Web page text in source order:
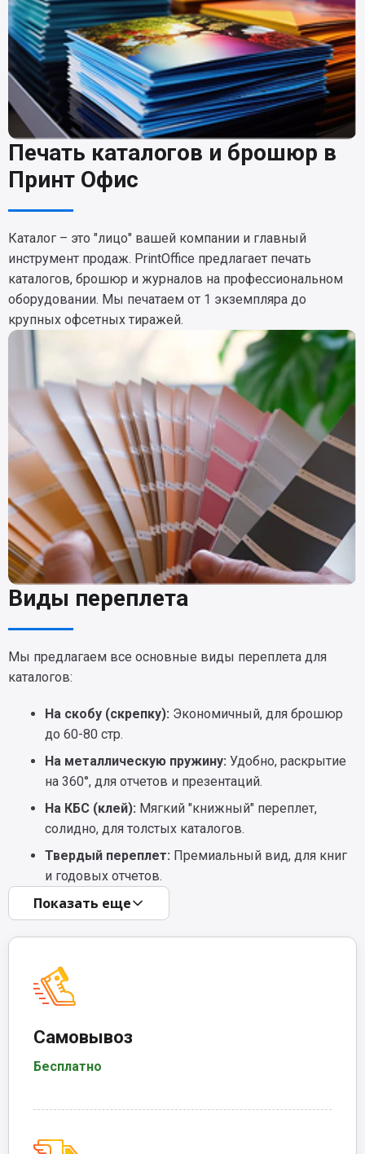
Печать каталогов и брошюр в
Принт Офис
Каталог – это "лицо" вашей компании и главный
инструмент продаж. PrintOffice предлагает печать
каталогов, брошюр и журналов на профессиональном
оборудовании. Мы печатаем от 1 экземпляра до
крупных офсетных тиражей.
Виды переплета
Мы предлагаем все основные виды переплета для
каталогов:
На скобу (скрепку): Экономичный, для брошюр
до 60-80 стр.
На металлическую пружину: Удобно, раскрытие
на 360°, для отчетов и презентаций.
На КБС (клей): Мягкий "книжный" переплет,
солидно, для толстых каталогов.
Твердый переплет: Премиальный вид, для книг
и годовых отчетов.
Показать еще
Самовывоз
Бесплатно